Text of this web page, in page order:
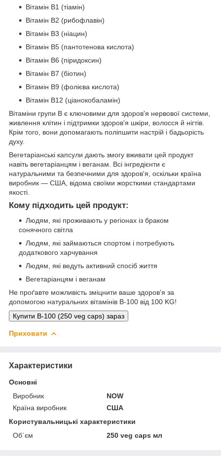
Вітамін B1 (тіамін)
Вітамін B2 (рибофлавін)
Вітамін B3 (ніацин)
Вітамін B5 (пантотенова кислота)
Вітамін B6 (піридоксин)
Вітамін B7 (біотин)
Вітамін B9 (фолієва кислота)
Вітамін B12 (ціанокобаламін)
Вітаміни групи B є ключовими для здоров'я нервової системи,
живлення клітин і підтримки здоров'я шкіри, волосся й нігтів.
Крім того, вони допомагають поліпшити настрій і бадьорість
духу.
Вегетаріанські капсули дають змогу вживати цей продукт
навіть вегетаріанцям і веганам. Всі інгредієнти є
натуральними та безпечними для здоров'я, оскільки країна
виробник — США, відома своїми жорсткими стандартами
якості.
Кому підходить цей продукт:
Людям, які проживають у регіонах із браком
сонячного світла
Людям, які займаються спортом і потребують
додаткового харчування
Людям, які ведуть активний спосіб життя
Вегетаріанцям і веганам
Не проґавте можливість зміцнити ваше здоров'я за
допомогою натуральних вітамінів B-100 від 100 KG!
Купити B-100 (250 veg caps) зараз
Приховати
Характеристики
Основні
Виробник
NOW
Країна виробник
США
Користувальницькі характеристики
Об`єм
250 veg caps мл